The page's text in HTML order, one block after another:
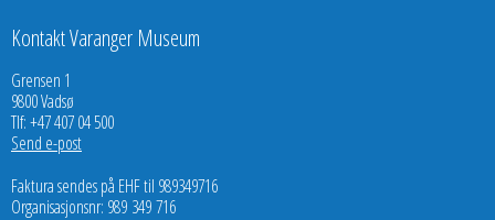
Kontakt Varanger Museum
Grensen 1
9800 Vadsø
Tlf: +47 407 04 500
Send e-post
Faktura sendes på EHF til 989349716
Organisasjonsnr: 989 349 716